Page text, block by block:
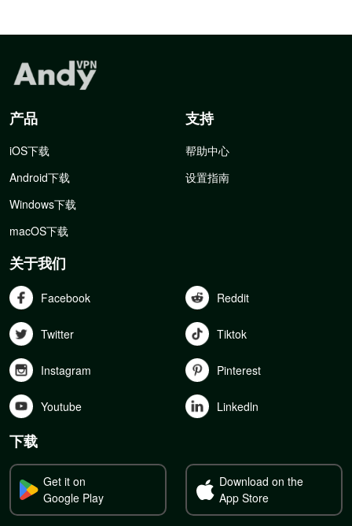
产品
iOS下载
Android下载
Windows下载
macOS下载
支持
帮助中心
设置指南
关于我们
Facebook Reddit
Twitter Tiktok
Instagram Pinterest
Youtube Linkedln
下载
Get it on
Google Play
Download on the
App Store